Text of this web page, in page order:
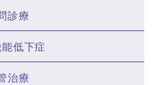
診療
低下症
治療